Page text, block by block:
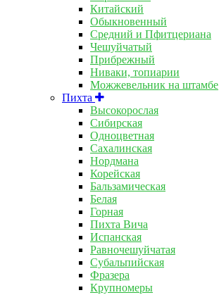
Китайский
Обыкновенный
Средний и Пфитцериана
Чешуйчатый
Прибрежный
Ниваки, топиарии
Можжевельник на штамбе
Пихта
Высокорослая
Сибирская
Одноцветная
Сахалинская
Нордмана
Корейская
Бальзамическая
Белая
Горная
Пихта Вича
Испанская
Равночешуйчатая
Субальпийская
Фразера
Крупномеры